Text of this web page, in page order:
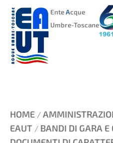
VAI
CONTENUTO
EnteAcque
Umbre-Toscane
HOME /
EAUT / BANDI DI GARA E